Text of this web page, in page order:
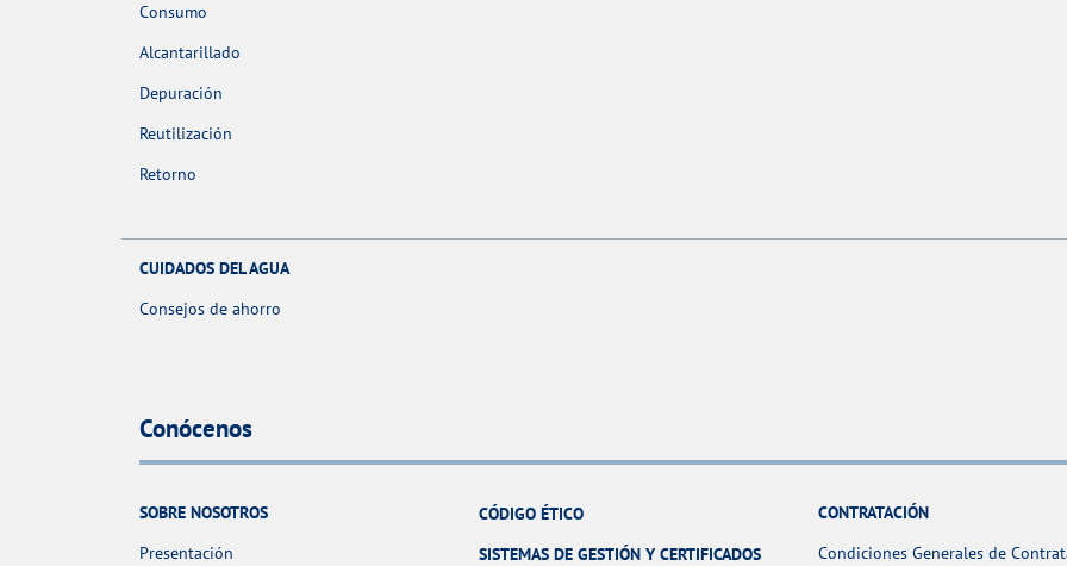
Consumo
Alcantarillado
Depuración
Reutilización
Retorno
CUIDADOS DEL AGUA
Consejos de ahorro
Conócenos
SOBRE NOSOTROS
Presentación
CÓDIGO ÉTICO
SISTEMAS DE GESTIÓN Y CERTIFICADOS
CONTRATACIÓN
Condiciones Generales de